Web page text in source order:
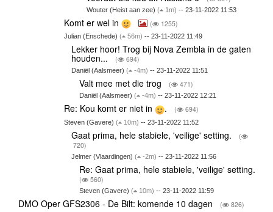
Wouter (Heist aan zee)( 1m) -- 23-11-2022 11:53
Komt er wel in ( 1255)
Julian (Enschede) ( 56m) -- 23-11-2022 11:49
Lekker hoor! Trog bij Nova Zembla in de gaten
houden... ( 694)
Daniël (Aalsmeer)( -4m) -- 23-11-2022 11:51
Valt mee met die trog ( 471)
Daniël (Aalsmeer) ( -4m) -- 23-11-2022 12:21
Re: Kou komt er niet in . ( 694)
Steven (Gavere) ( 10m) -- 23-11-2022 11:52
Gaat prima, hele stabiele, 'veilige' setting.
(
720)
Jelmer (Vlaardingen)( -2m) -- 23-11-2022 11:56
Re: Gaat prima, hele stabiele, 'veilige' setting.
( 560)
Steven (Gavere) ( 10m) -- 23-11-2022 11:59
DMO Oper GFS2306 - De Bilt: komende 10 dagen ( 826)